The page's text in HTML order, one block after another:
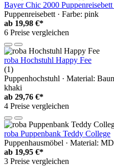
Bayer Chic 2000
Puppenreisebett · Farbe: pink
ab 19,98 €*
6 Preise vergleichen
roba Hochstuhl Happy Fee
(1)
Puppenhochstuhl · Material:
khaki
ab 29,76 €*
4 Preise vergleichen
roba Puppenbank Teddy College
Puppenhausmöbel · Material:
ab 19,95 €*
3 Preise vergleichen